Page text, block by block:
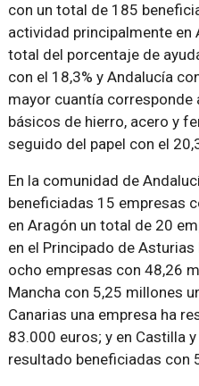
con un total de 185
actividad principalmente en
total del porcentaje de
con el 18,3% y Andalucía
mayor cuantía
básicos de hierro, acero y
seguido del papel con el
En la comunidad de
beneficiadas 15 empresas
en Aragón un total de 20
en el Principado de
ocho empresas con 48,26
Mancha con 5,25 millones
Canarias una empresa ha
83.000 euros; y en Castilla
resultado beneficiadas con